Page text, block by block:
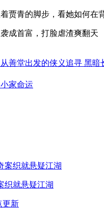
青的脚步，看她如何在
成首富，打脸虐渣爽翻天
善堂出发的侠义追寻 黑暗
家命运
织就悬疑江湖